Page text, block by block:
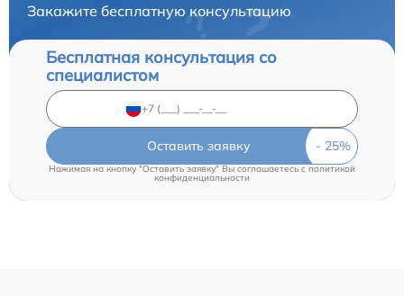
Закажите бесплатную консультацию
Бесплатная консультация со
специалистом
Оставить заявку
Нажимая на кнопку "Оставить заявку" Вы соглашаетесь cполитикой
конфиденциальности